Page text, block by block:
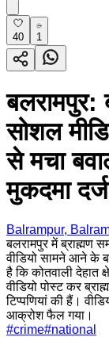
40 1
बलरामपुर:
सोशल
से मचा
मुकदमा
Balrampur,
बलरामपुर में ब्राह्मण
वीडियो सामने आने के
है कि कोतवाली देहात
वीडियो पोस्ट कर
टिप्पणियां की हैं।
आक्रोश फैल गया।
#crime#national